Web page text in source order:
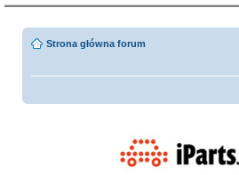
Strona główna forum